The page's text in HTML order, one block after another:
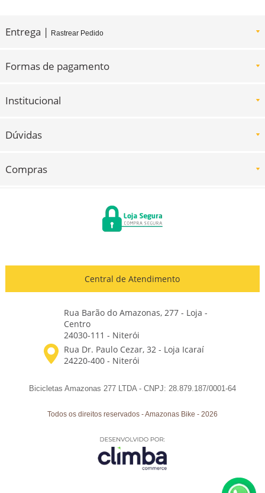
Entrega | Rastrear Pedido
Formas de pagamento
Institucional
Dúvidas
Compras
Central de Atendimento
Rua Barão do Amazonas, 277 - Loja -
Centro
24030-111 - Niterói
Bicicletas Amazonas 277 LTDA - CNPJ: 28.879.187/0001-64
Todos os direitos reservados -Amazonas Bike -2026